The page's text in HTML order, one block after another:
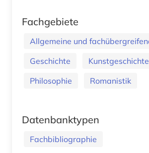
Fachgebiete
Allgemeine und
Geschichte
Kunstgeschichte
Philosophie
Romanistik
Datenbanktypen
Fachbibliographie